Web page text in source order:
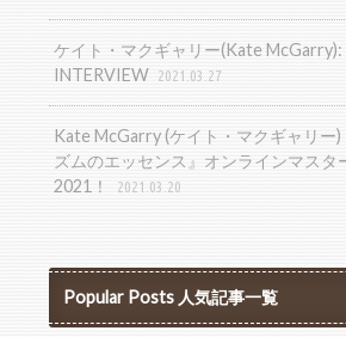
ケイト・マクギャリー(Kate McGarry):
INTERVIEW 2021.03.27
Kate McGarry (ケイト・マクギャリー)
ズムのエッセンス』オンラインマスタ
2021！
2021.03.20
Popular Posts 人気記事一覧